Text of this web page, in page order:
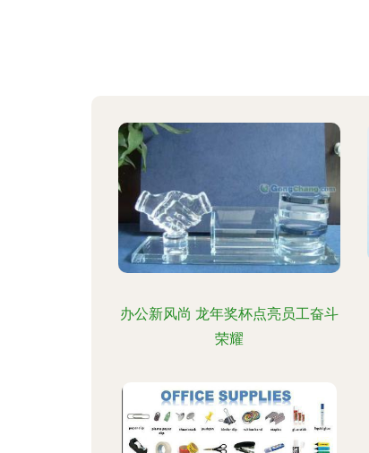
办公新风尚 龙年奖杯点亮员工奋斗
荣耀